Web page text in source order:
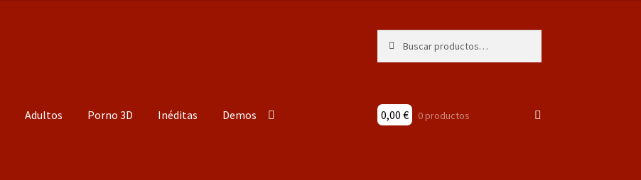
por:
Adultos Porno 3D Inéditas Demos 0,00 € 0 productos